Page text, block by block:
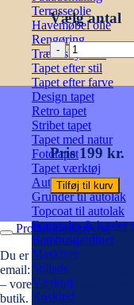
Terrasseolie
Havemøbel olie
Rengøring
Træbeskyttelse
Tapet efter stil
Tapet efter farve
Design tapet
Retro tapet
Stribet tapet
Tapet med natur
Fototapet
Tapet værktøj
Autolak på spray
Grunder til autolak
Topcoat til autolak
Fortynder & hæder
Bambusgardiner
Maskiner
Stillads
Værktøj
Koskind
Vælg antal
Kalkmaling
-
Bright
Orange
700ml
antal
Pris 199 kr.
Tilføj til kurv
Produktbeskrivelse
Du er velkommen til at
email:
– vores faguddannede
butik. Er der et produkt